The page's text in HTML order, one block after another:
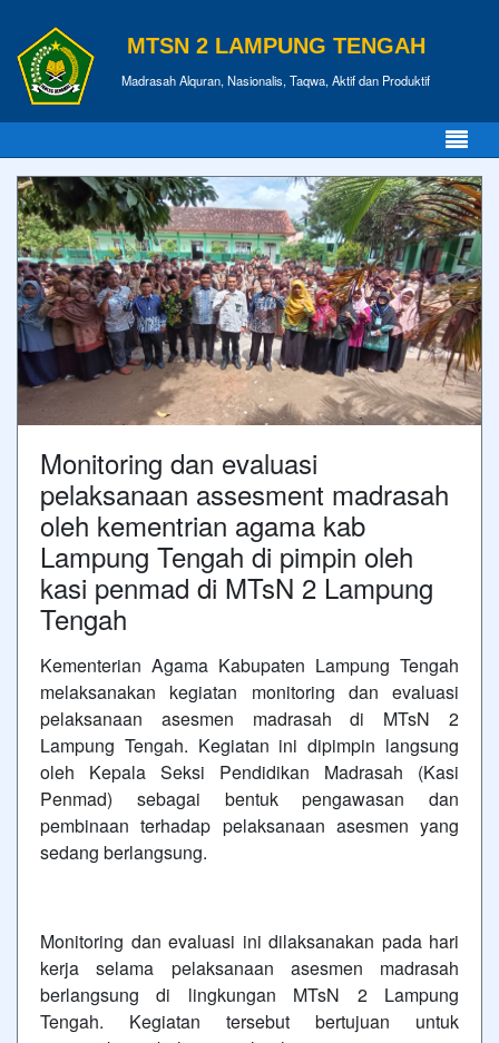
MTSN 2 LAMPUNG TENGAH
Madrasah Alquran, Nasionalis, Taqwa, Aktif dan Produktif
Monitoring dan evaluasi
pelaksanaan assesment madrasah
oleh kementrian agama kab
Lampung Tengah di pimpin oleh
kasi penmad di MTsN 2 Lampung
Tengah
Kementerian Agama Kabupaten Lampung Tengah
melaksanakan kegiatan monitoring dan evaluasi
pelaksanaan asesmen madrasah di MTsN 2
Lampung Tengah. Kegiatan ini dipimpin langsung
oleh Kepala Seksi Pendidikan Madrasah (Kasi
Penmad) sebagai bentuk pengawasan dan
pembinaan terhadap pelaksanaan asesmen yang
sedang berlangsung.
Monitoring dan evaluasi ini dilaksanakan pada hari
kerja selama pelaksanaan asesmen madrasah
berlangsung di lingkungan MTsN 2 Lampung
Tengah. Kegiatan tersebut bertujuan untuk